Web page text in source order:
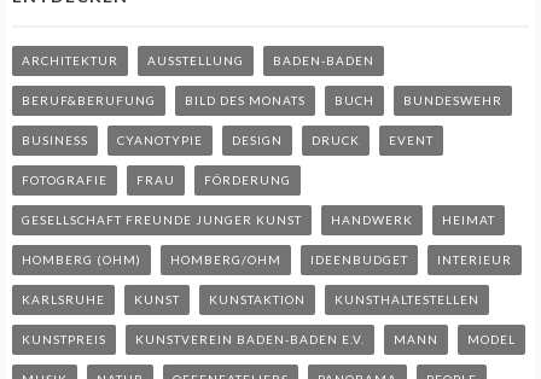
ARCHITEKTUR AUSSTELLUNG BADEN-BADEN
BERUF&BERUFUNG BILD DES MONATS BUCH BUNDESWEHR
BUSINESS CYANOTYPIE DESIGN DRUCK EVENT
FOTOGRAFIE FRAU FÖRDERUNG
GESELLSCHAFT FREUNDE JUNGER KUNST HANDWERK HEIMAT
HOMBERG (OHM) HOMBERG/OHM IDEENBUDGET INTERIEUR
KARLSRUHE KUNST KUNSTAKTION KUNSTHALTESTELLEN
KUNSTPREIS KUNSTVEREIN BADEN-BADEN E.V. MANN MODEL